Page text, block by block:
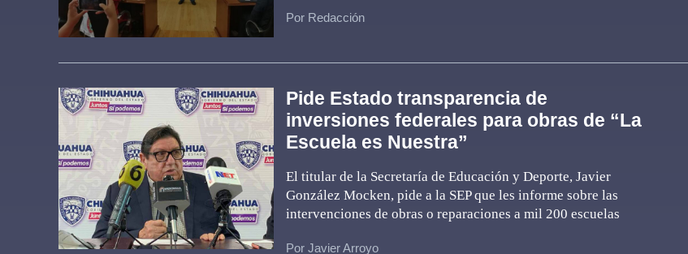
Por Redacción
Pide Estado transparencia de
inversiones federales para obras de “La
Escuela es Nuestra”
El titular de la Secretaría de Educación y Deporte, Javier
González Mocken, pide a la SEP que les informe sobre las
intervenciones de obras o reparaciones a mil 200 escuelas
Por Javier Arroyo